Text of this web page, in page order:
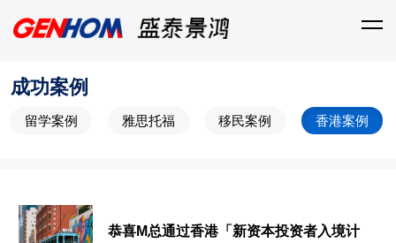
成功案例
留学案例 雅思托福 移民案例 香港案例
恭喜M总通过香港「新资本投资者入境计